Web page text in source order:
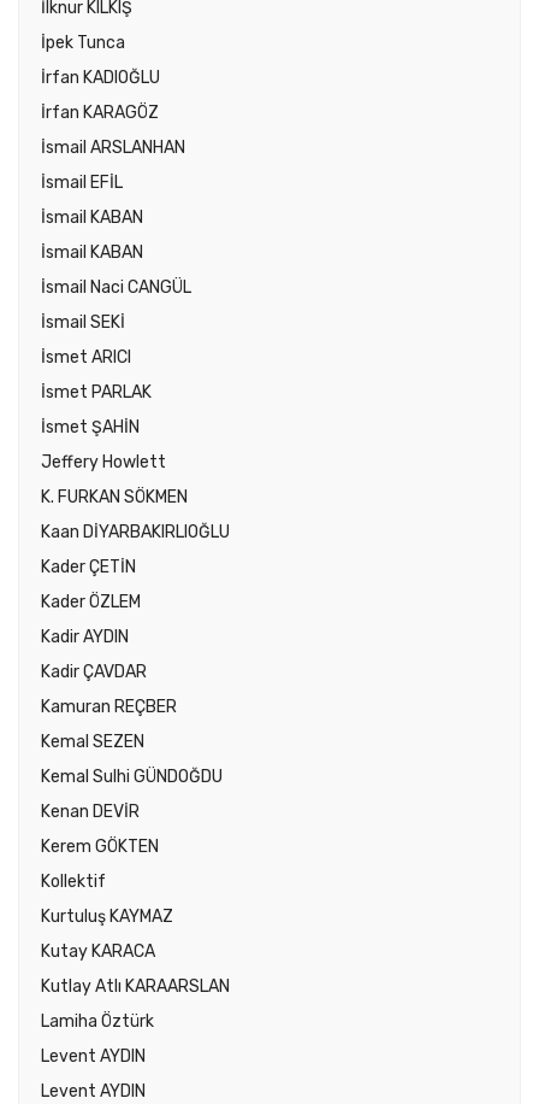
İlknur KILKIŞ
İpek Tunca
İrfan KADIOĞLU
İrfan KARAGÖZ
İsmail ARSLANHAN
İsmail EFİL
İsmail KABAN
İsmail KABAN
İsmail Naci CANGÜL
İsmail SEKİ
İsmet ARICI
İsmet PARLAK
İsmet ŞAHİN
Jeffery Howlett
K. FURKAN SÖKMEN
Kaan DİYARBAKIRLIOĞLU
Kader ÇETİN
Kader ÖZLEM
Kadir AYDIN
Kadir ÇAVDAR
Kamuran REÇBER
Kemal SEZEN
Kemal Sulhi GÜNDOĞDU
Kenan DEVİR
Kerem GÖKTEN
Kollektif
Kurtuluş KAYMAZ
Kutay KARACA
Kutlay Atlı KARAARSLAN
Lamiha Öztürk
Levent AYDIN
Levent AYDIN